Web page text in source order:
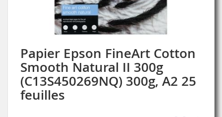
Papier Epson FineArt Cotton
Smooth Natural II 300g
(C13S450269NQ) 300g, A2 25
feuilles
Skip
to
the
beginning
of
the